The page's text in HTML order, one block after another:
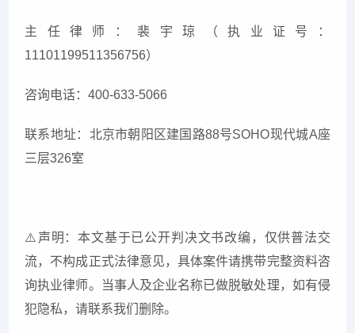
主任律师：裴宇琼（执业证号：
11101199511356756）
咨询电话：400-633-5066
联系地址：北京市朝阳区建国路88号SOHO现代城A座
三层326室
⚠ ️声明：本文基于已公开判决文书改编，仅供普法交
流，不构成正式法律意见，具体案件请携带完整资料咨
询执业律师。当事人及企业名称已做脱敏处理，如有侵
犯隐私，请联系我们删除。